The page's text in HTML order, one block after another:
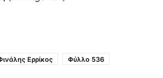
Ερρίκος Φύλλο 536